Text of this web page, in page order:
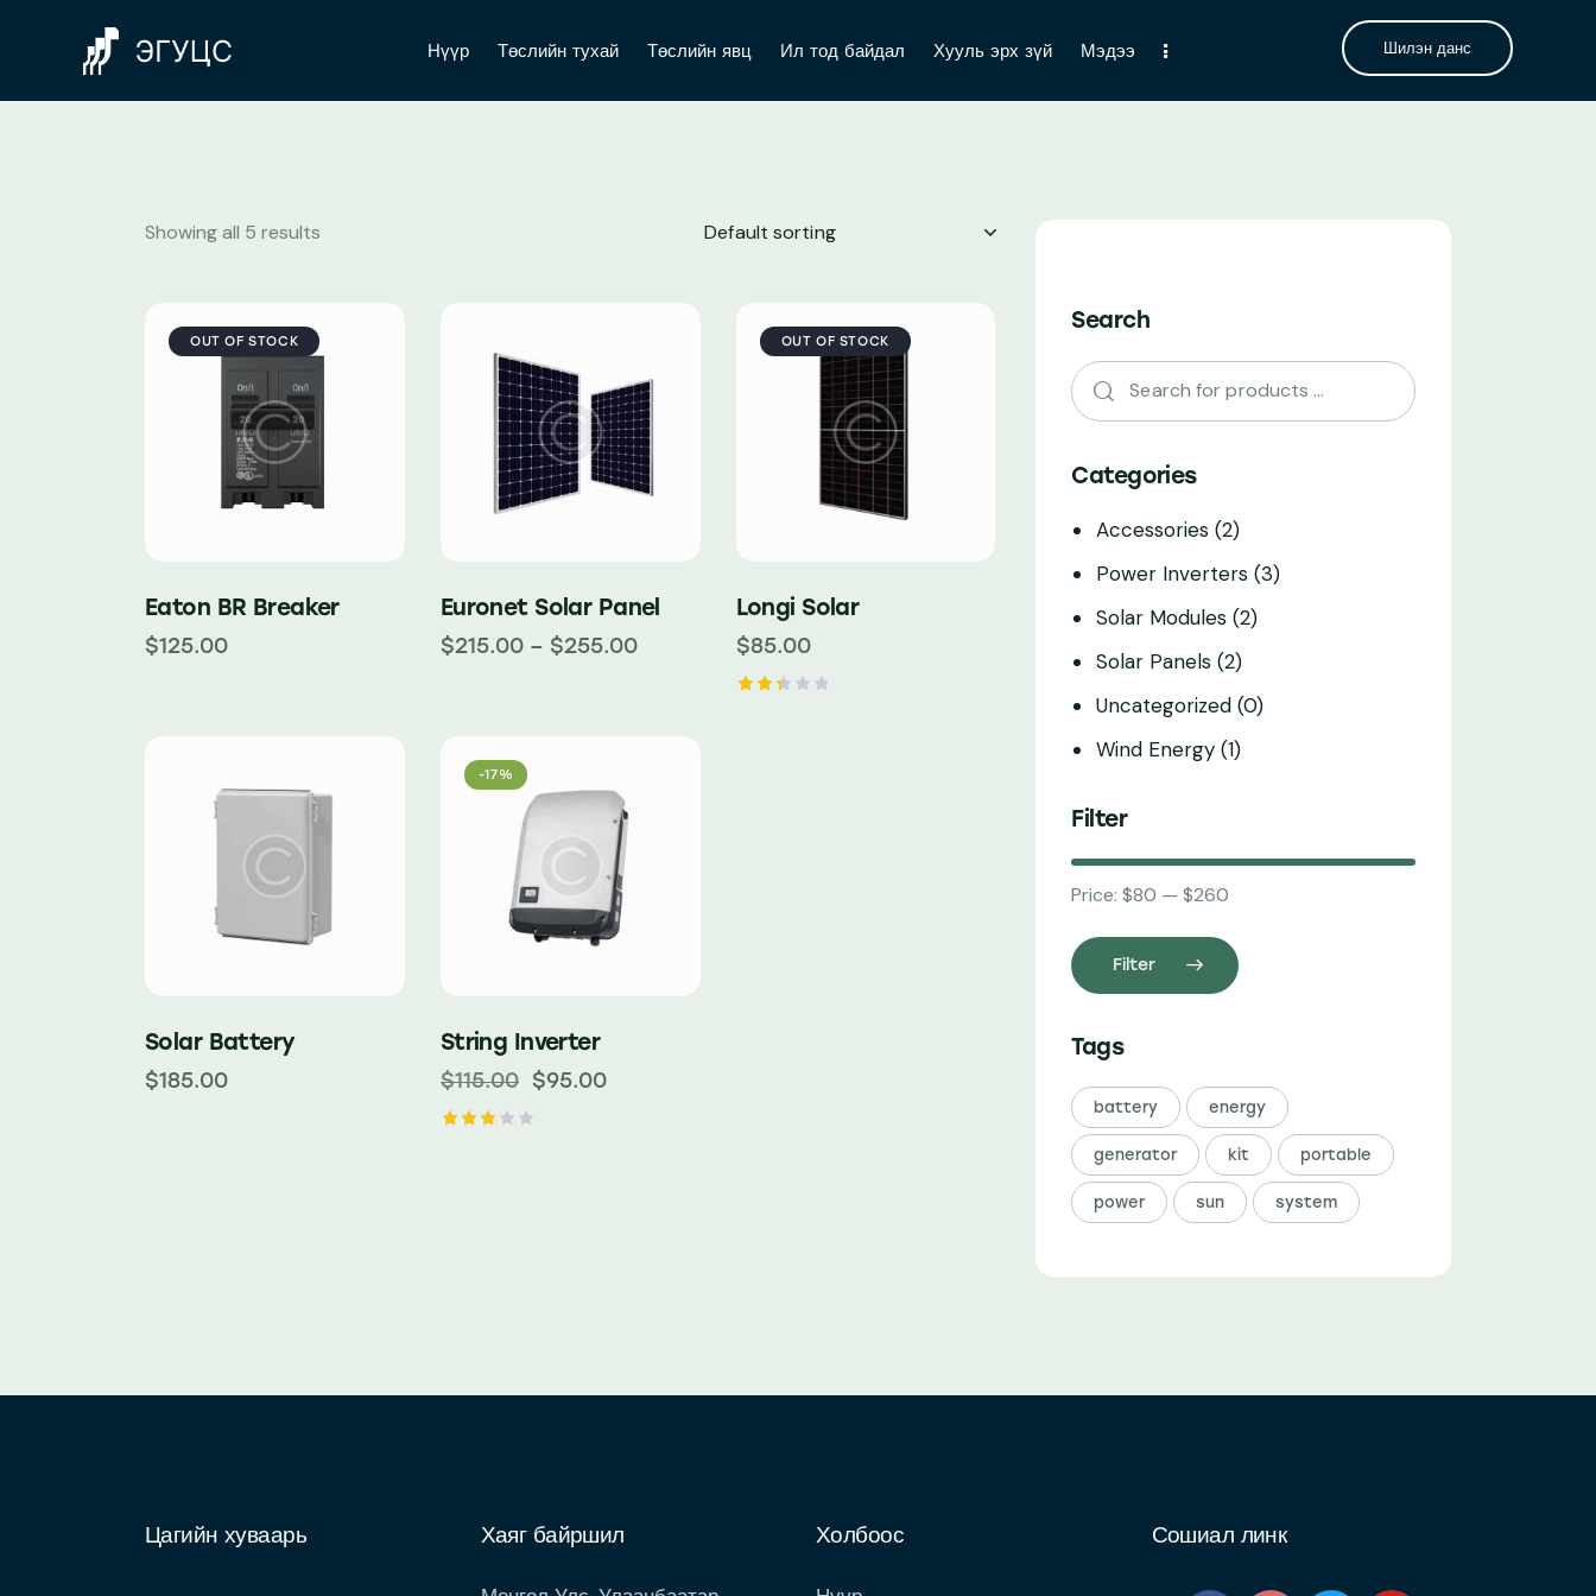
Нүүр Төслийн тухай Төслийн явц Ил тод байдал Хууль эрх зүй Мэдээ Шилэн данс
Showing all 5 results
OUT OF STOCK
Eaton BR Breaker
$125.00
Euronet Solar Panel
$215.00– $255.00
OUT OF STOCK
Longi Solar
$85.00
Solar Battery
$185.00
-17%
String Inverter
$115.00 $95.00
Search
Search
Categories
Accessories (2)
Power Inverters (3)
Solar Modules (2)
Solar Panels (2)
Uncategorized (0)
Wind Energy (1)
Filter
Filter
Price:$80 —$260
Tags
battery energy
generator kit portable
power sun system
Цагийн хуваарь Хаяг байршил Холбоос Сошиал линк